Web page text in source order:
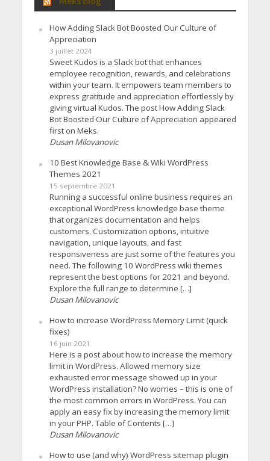
How Adding Slack Bot Boosted Our Culture of
Appreciation
3 juillet 2024
Sweet Kudos is a Slack bot that enhances
employee recognition, rewards, and celebrations
within your team. It empowers team members to
express gratitude and appreciation effortlessly by
giving virtual Kudos. The post How Adding Slack
Bot Boosted Our Culture of Appreciation appeared
first on Meks.
Dusan Milovanovic
10 Best Knowledge Base & Wiki WordPress
Themes 2021
15 septembre 2021
Running a successful online business requires an
exceptional WordPress knowledge base theme
that organizes documentation and helps
customers. Customization options, intuitive
navigation, unique layouts, and fast
responsiveness are just some of the features you
need. The following 10 WordPress wiki themes
represent the best options for 2021 and beyond.
Explore the full range to determine […]
Dusan Milovanovic
How to increase WordPress Memory Limit (quick
fixes)
16 juin 2021
Here is a post about how to increase the memory
limit in WordPress. Allowed memory size
exhausted error message showed up in your
WordPress installation? No worries – this is one of
the most common errors in WordPress. You can
apply an easy fix by increasing the memory limit
in your PHP. Table of Contents […]
Dusan Milovanovic
How to use (and why) WordPress sitemap plugin